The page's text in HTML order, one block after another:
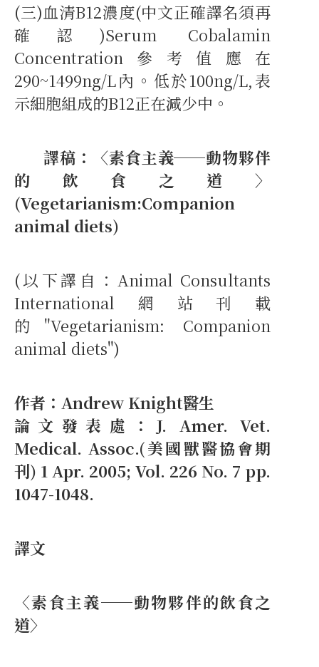
(三)血清B12濃度(中文正確譯名須再
確認)Serum Cobalamin
Concentration參考值應在
290~1499ng/L內。低於100ng/L,表
示細胞組成的B12正在減少中。
譯稿：〈素食主義──動物夥伴
的飲食之道〉
(Vegetarianism:Companion
animal diets)
(以下譯自：Animal Consultants
International網站刊載
的"Vegetarianism: Companion
animal diets")
作者：Andrew Knight醫生
論文發表處：J. Amer. Vet.
Medical. Assoc.(美國獸醫協會期
刊) 1 Apr. 2005; Vol. 226 No. 7 pp.
1047-1048.
譯文
〈素食主義──動物夥伴的飲食之
道〉